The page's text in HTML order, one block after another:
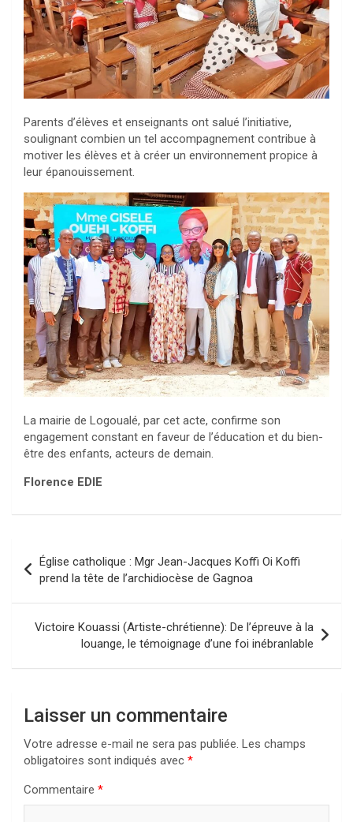
Parents d’élèves et enseignants ont salué l’initiative,
soulignant combien un tel accompagnement contribue à
motiver les élèves et à créer un environnement propice à
leur épanouissement.
La mairie de Logoualé, par cet acte, confirme son
engagement constant en faveur de l’éducation et du bien-
être des enfants, acteurs de demain.
Florence EDIE
Navigation
de
l’article
Église catholique : Mgr Jean-Jacques Koffi Oi Koffi
prend la tête de l’archidiocèse de Gagnoa
Victoire Kouassi (Artiste-chrétienne): De l’épreuve à la
louange, le témoignage d’une foi inébranlable
Laisser un commentaire
Votre adresse e-mail ne sera pas publiée. Les champs
obligatoires sont indiqués avec *
Commentaire *